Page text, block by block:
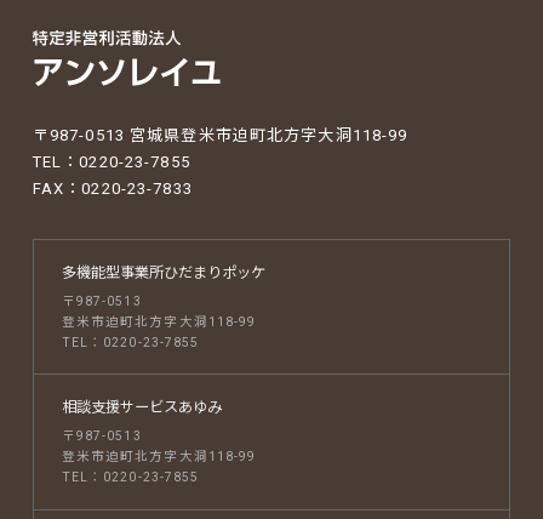
〒987-0513 宮城県登米市迫町北方字大洞118-99
TEL：0220-23-7855
FAX：0220-23-7833
多機能型事業所ひだまりポッケ
〒987-0513
登米市迫町北方字大洞118-99
TEL：0220-23-7855
相談支援サービスあゆみ
〒987-0513
登米市迫町北方字大洞118-99
TEL：0220-23-7855